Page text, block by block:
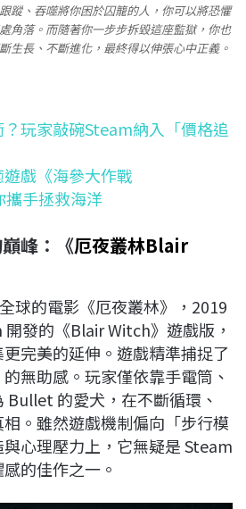
蹤、吞噬將你困於囚籠的人，你可以將恐懼
角落。而隨著你一步步拆毀這座監獄，你也
生長、不斷進化，最終得以伸張心中正義。
玩家敲碗Steam納入「價格追
戲《海參大作戰
手拯救海洋
峰：《厄夜叢林Blair
球的電影《厄夜叢林》，2019
發的《Blair Witch》遊戲版，
完美的延伸。遊戲精準捕捉了
無助感。玩家僅依靠手電筒、
Bullet 的愛犬，在不斷循環、
。雖然遊戲機制偏向「步行模
心理壓力上，它無疑是 Steam
的佳作之一。